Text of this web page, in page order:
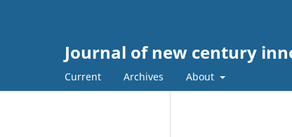
Journal of new century
Current Archives About